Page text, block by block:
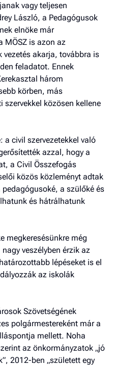
vagy teljesen
László, a Pedagógusok
elnöke már
MÖSZ is azon az
akarja, továbbra is
feladatot. Ennek
három
körben, más
szervekkel közösen kellene
a civil szervezetekkel való
azzal, hogy a
a Civil Összefogás
közös közleményt adtak
a szülőké és
és hátrálhatunk
megkeresésünkre még
veszélyben érzik az
lépéseket is el
az iskolák
Szövetségének
polgármestereként már a
mellett. Noha
az önkormányzatok „jó
2012-ben „született egy